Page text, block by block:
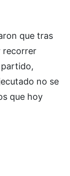
que tras
recorrer
no se
que hoy